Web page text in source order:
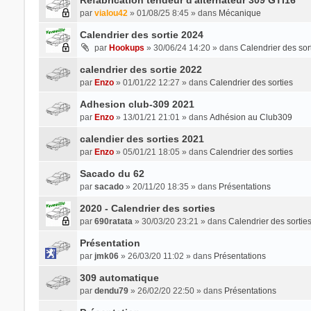
par vialou42» 01/08/25 8:45 » dans Mécanique
Calendrier des sortie 2024
par Hookups » 30/06/24 14:20 » dans Calendrier des
calendrier des sortie 2022
par Enzo» 01/01/22 12:27 » dans Calendrier des sorties
Adhesion club-309 2021
par Enzo» 13/01/21 21:01 » dans Adhésion au Club309
calendier des sorties 2021
par Enzo» 05/01/21 18:05 » dans Calendrier des sorties
Sacado du 62
par sacado» 20/11/20 18:35 » dans Présentations
2020 - Calendrier des sorties
par 690ratata» 30/03/20 23:21 » dans Calendrier des sorties
Présentation
par jmk06» 26/03/20 11:02 » dans Présentations
309 automatique
par dendu79» 26/02/20 22:50 » dans Présentations